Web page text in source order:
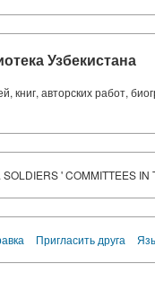
Узбекистана
книг, авторских работ,
SOLDIERS ' COMMITTEES
Пригласить друга